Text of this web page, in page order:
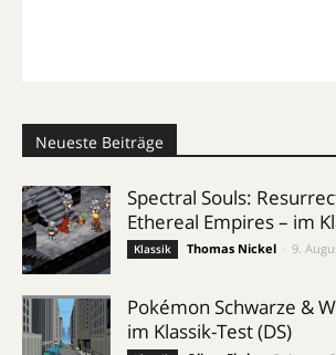
Neueste Beiträge
Spectral Souls:
Ethereal Empires – im
Klassik Thomas Nickel 9.
Pokémon Schwarze &
im Klassik-Test (DS)